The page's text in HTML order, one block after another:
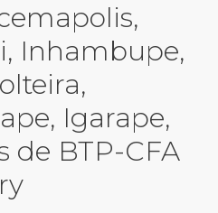
Inhambupe,
Igarape,
de BTP-CFA